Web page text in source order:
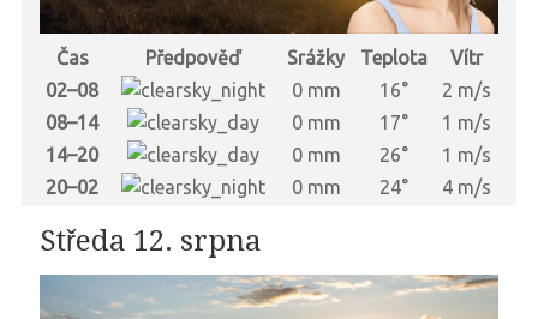
Čas Předpověď Srážky Teplota
Vítr
02–08
0 mm 16°
2 m/s
08–14
0 mm 17°
1 m/s
14–20
0 mm 26°
1 m/s
20–02
0 mm 24° 4 m/s
Středa 12. srpna